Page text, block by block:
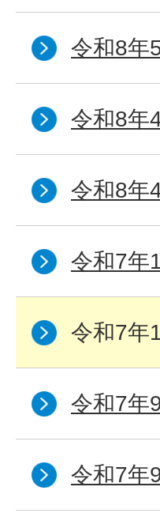
令和8年
令和8年
令和8年
令和7年
令和7年
令和7年
令和7年